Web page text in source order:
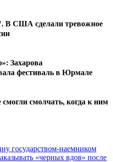
В США сделали тревожное
Захарова
фестиваль в Юрмале
смолчать, когда к ним
государством-наемником
«черных вдов» после